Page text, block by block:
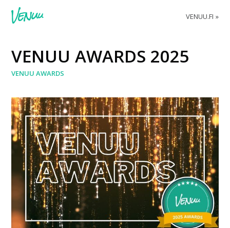
VENUU.FI
VENUU AWARDS 2025
VENUU AWARDS